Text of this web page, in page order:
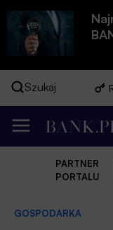
Szukaj
PARTNER
PORTALU
GOSPODARKA